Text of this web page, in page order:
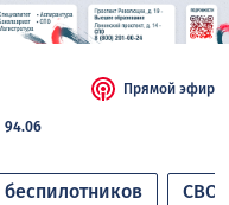
94.06
Прямой эфир
беспилотников СВО